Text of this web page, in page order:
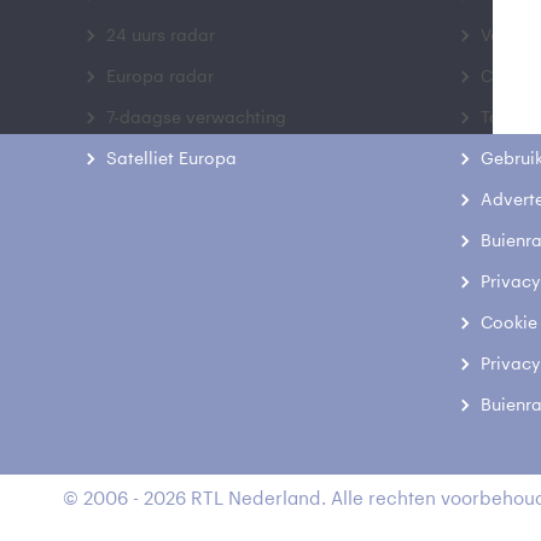
24 uurs radar
Europa radar
7-daagse verwachting
Satelliet Europa
Contact
© 2006 - 2026 RTL Nederland. Alle rechten